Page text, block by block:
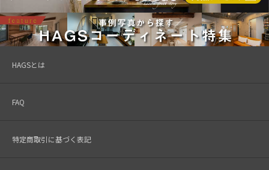
HAGSとは
FAQ
特定商取引に基づく表記